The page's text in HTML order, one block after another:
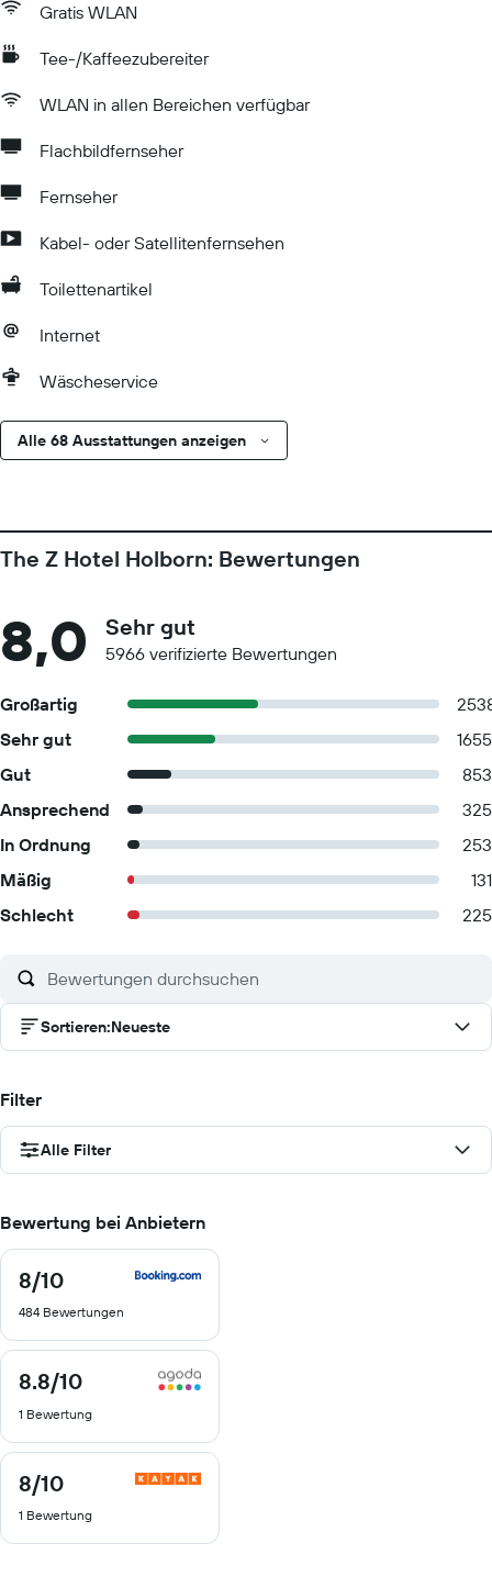
Gratis WLAN
Tee-/Kaffeezubereiter
WLAN in allen Bereichen verfügbar
Flachbildfernseher
Fernseher
Kabel- oder Satellitenfernsehen
Toilettenartikel
Internet
Wäscheservice
Alle 68 Ausstattungen anzeigen
The Z Hotel Holborn: Bewertungen
8,0 Sehr gut
5966 verifizierte Bewertungen
Großartig
Sehr gut
1655
Gut
853
Ansprechend
325
In Ordnung
253
Mäßig
131
Schlecht
225
Sortieren:Neueste
Filter
Alle Filter
Bewertung bei Anbietern
8/10
8
von
10
484 Bewertungen
8.8/10
8.8
10
1 Bewertung
8/10
8
von
10
1 Bewertung